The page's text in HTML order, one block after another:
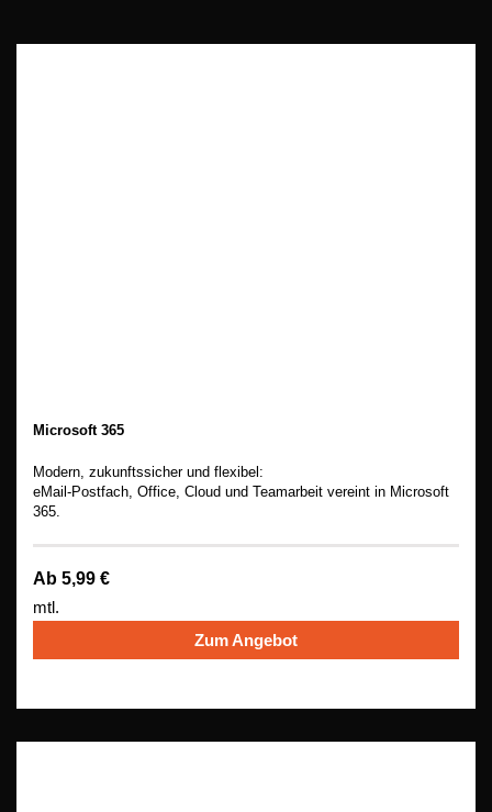
Microsoft 365
Modern, zukunftssicher und flexibel:
eMail-Postfach, Office, Cloud und Teamarbeit vereint in Microsoft
365.
Ab 5,99 €
mtl.
Zum Angebot